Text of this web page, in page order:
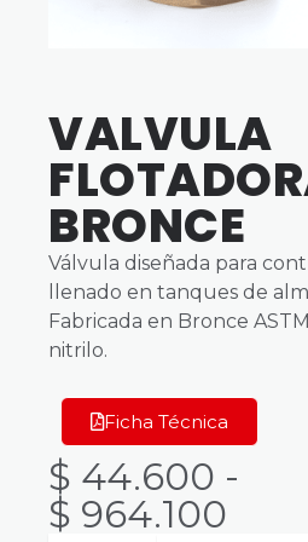
VALVULA
BRONCE
Válvula diseñada para
llenado en tanques de
Fabricada en Bronce
nitrilo.
Ficha Técnica
$ 44.600 -
$ 964.100